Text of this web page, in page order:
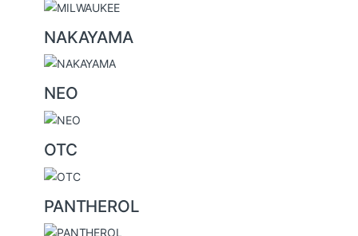
NAKAYAMA
NEO
OTC
PANTHEROL